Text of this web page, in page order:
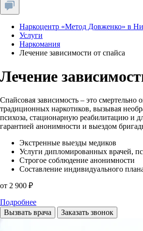
Наркоцентр «Метод Довженко» в
Услуги
Наркомания
Лечение зависимости от спайса
Лечение
Спайсовая зависимость – это
традиционных наркотиков, вызывая
психоза, стационарную реабилитацию и
гарантией анонимности и выездом
Экстренные выезды медиков
Услуги дипломированных врачей,
Строгое соблюдение анонимности
Составление индивидуального
от 2 900 ₽
Подробнее
Вызвать врача
Заказать звонок